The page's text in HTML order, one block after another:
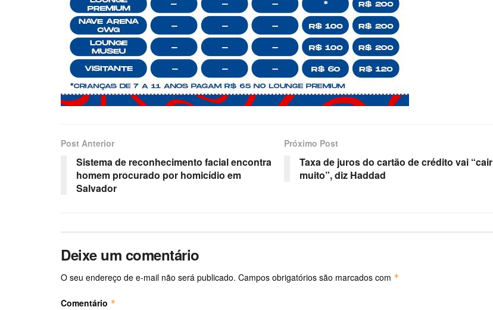
Post Anterior
Sistema de reconhecimento facial encontra
homem procurado por homicídio em
Salvador
Próximo Post
Taxa de juros do cartão de crédito vai “cair
muito”, diz Haddad
Deixe um comentário
O seu endereço de e-mail não será publicado. Campos obrigatórios são marcados com *
Comentário *